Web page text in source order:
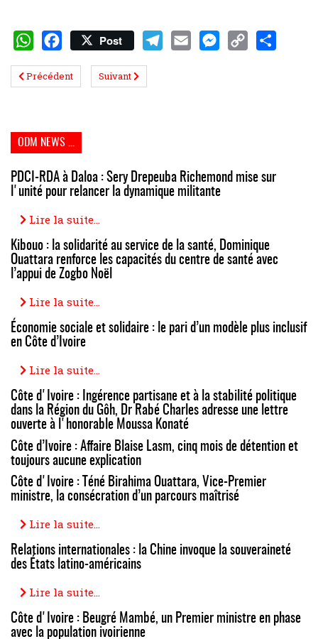
Post
Précédent Suivant
ODM NEWS ...
PDCI-RDA à Daloa : Sery Drepeuba Richemond mise sur
l'unité pour relancer la dynamique militante
Lire la suite...
Kibouo : la solidarité au service de la santé, Dominique
Ouattara renforce les capacités du centre de santé avec
l’appui de Zogbo Noël
Lire la suite...
Économie sociale et solidaire : le pari d’un modèle plus inclusif
en Côte d’Ivoire
Lire la suite...
Côte d'Ivoire : Ingérence partisane et à la stabilité politique
dans la Région du Gôh, Dr Rabé Charles adresse une lettre
ouverte à l'honorable Moussa Konaté
Côte d’Ivoire : Affaire Blaise Lasm, cinq mois de détention et
toujours aucune explication
Côte d'Ivoire : Téné Birahima Ouattara, Vice-Premier
ministre, la consécration d’un parcours maîtrisé
Lire la suite...
Relations internationales : la Chine invoque la souveraineté
des États latino-américains
Lire la suite...
Côte d'Ivoire : Beugré Mambé, un Premier ministre en phase
avec la population ivoirienne